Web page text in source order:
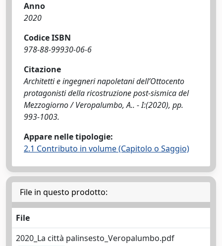
Anno
2020
Codice ISBN
978-88-99930-06-6
Citazione
Architetti e ingegneri napoletani dell’Ottocento
protagonisti della ricostruzione post-sismica del
Mezzogiorno / Veropalumbo, A.. - I:(2020), pp.
993-1003.
Appare nelle tipologie:
2.1 Contributo in volume (Capitolo o Saggio)
File in questo prodotto:
File
2020_La città palinsesto_Veropalumbo.pdf